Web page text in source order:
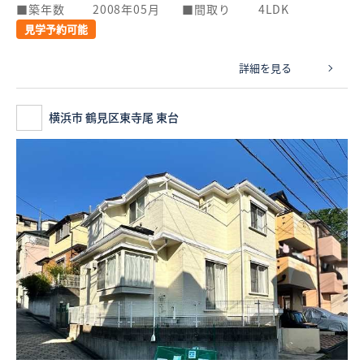
築年数
2008年05月 間取り 4LDK
見学予約可能
詳細を見る
横浜市 鶴見区東寺尾 東台